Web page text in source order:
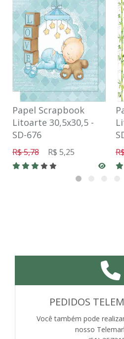
Papel Scrapbook
Litoarte 30,5x30,5 -
SD-676
R$ 5,78 R$ 5,25
PEDIDOS
Você também pode
nosso